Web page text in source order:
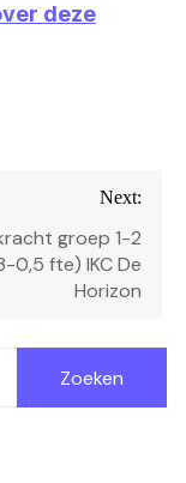
deze
Next:
groep 1-2
0,5 fte) IKC De
Horizon